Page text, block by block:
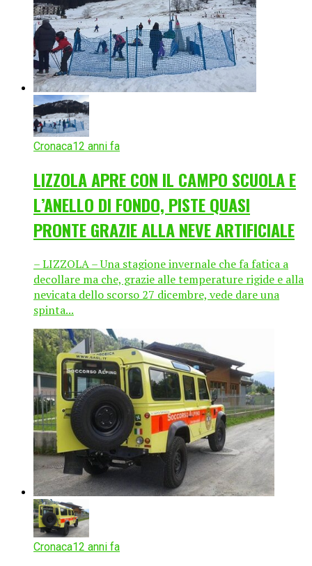
Cronaca12 anni fa
LIZZOLA APRE CON IL CAMPO SCUOLA E
L’ANELLO DI FONDO, PISTE QUASI
PRONTE GRAZIE ALLA NEVE ARTIFICIALE
– LIZZOLA – Una stagione invernale che fa fatica a
decollare ma che, grazie alle temperature rigide e alla
nevicata dello scorso 27 dicembre, vede dare una
spinta...
Cronaca12 anni fa